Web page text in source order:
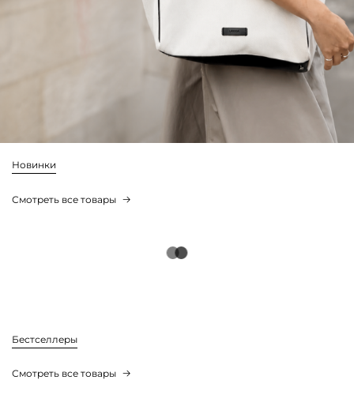
Новинки
Смотреть все товары
Бестселлеры
Смотреть все товары